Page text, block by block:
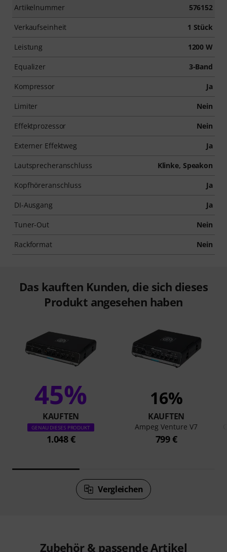
Artikelnummer 576152
Verkaufseinheit 1 Stück
Leistung 1200 W
Equalizer 3-Band
Kompressor Ja
Limiter Nein
Effektprozessor Nein
Externer Effektweg Ja
Lautsprecheranschluss Klinke, Speakon
Kopfhöreranschluss Ja
DI-Ausgang Ja
Tuner-Out Nein
Rackformat Nein
Das kauften Kunden, die sich dieses
Produkt angesehen haben
45%
KAUFTEN
GENAU DIESES PRODUKT
1.048 €
16%
KAUFTEN
Ampeg Venture V7
799 €
Vergleichen
Zubehör & passende Artikel